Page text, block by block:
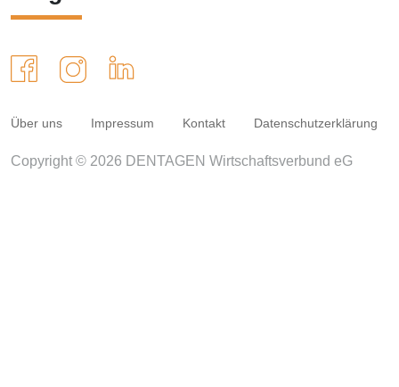
Über uns Impressum Kontakt Datenschutzerklärung
Copyright © 2026 DENTAGEN Wirtschaftsverbund eG